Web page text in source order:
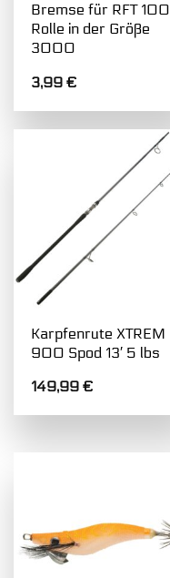
Bremse für RFT 100
Rolle in der Größe
3000
3,99€
Karpfenrute XTREM
900 Spod 13′ 5 lbs
149,99€